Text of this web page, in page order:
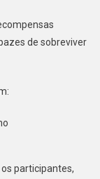
de sobreviver
participantes,